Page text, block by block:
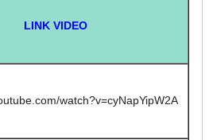
LINK VIDEO
watch?v=cyNapYipW2A